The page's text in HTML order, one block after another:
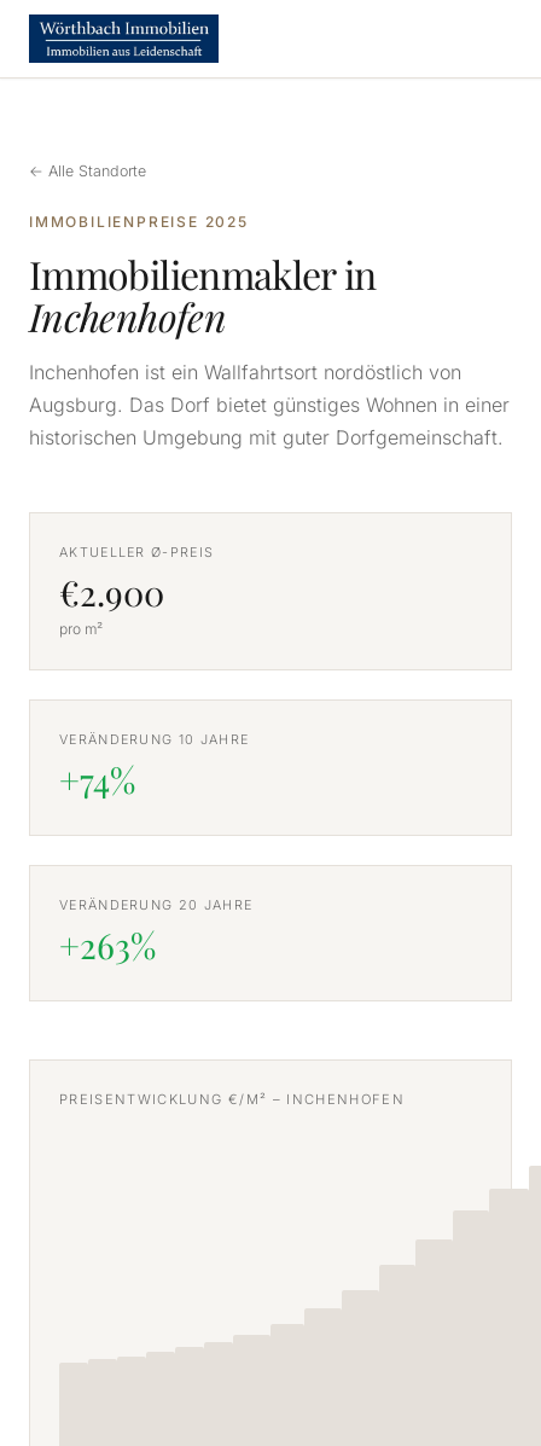
← Alle Standorte
IMMOBILIENPREISE 2025
Immobilienmakler in
Inchenhofen
Inchenhofen ist ein Wallfahrtsort nordöstlich von
Augsburg. Das Dorf bietet günstiges Wohnen in einer
historischen Umgebung mit guter Dorfgemeinschaft.
AKTUELLER Ø-PREIS
€2.900
pro m²
VERÄNDERUNG 10 JAHRE
+74%
VERÄNDERUNG 20 JAHRE
+263%
PREISENTWICKLUNG €/M² – INCHENHOFEN